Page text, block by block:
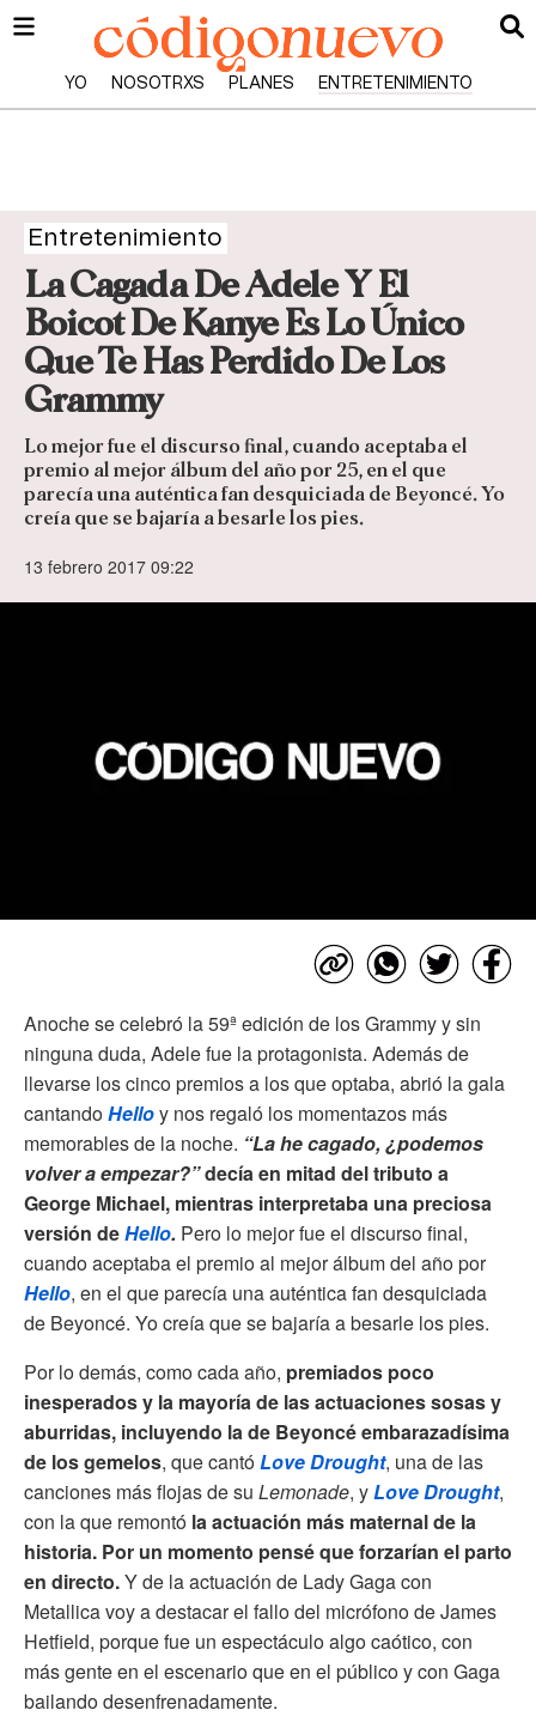
YO NOSOTRXS PLANES ENTRETENIMIENTO
Entretenimiento
La Cagada De Adele Y El
Boicot De Kanye Es Lo Único
Que Te Has Perdido De Los
Grammy
Lo mejor fue el discurso final, cuando aceptaba el
premio al mejor álbum del año por 25, en el que
parecía una auténtica fan desquiciada de Beyoncé. Yo
creía que se bajaría a besarle los pies.
13 febrero 2017 09:22
Anoche se celebró la 59ª edición de los Grammy y sin
ninguna duda, Adele fue la protagonista. Además de
llevarse los cinco premios a los que optaba, abrió la gala
cantandoHelloy nos regaló los momentazos más
memorables de la noche. “La he cagado, ¿podemos
volver a empezar?”decía en mitad del tributo a
George Michael, mientras interpretaba una preciosa
versión deHello. Pero lo mejor fue el discurso final,
cuando aceptaba el premio al mejor álbum del año por
Hello, en el que parecía una auténtica fan desquiciada
de Beyoncé. Yo creía que se bajaría a besarle los pies.
Por lo demás, como cada año, premiados poco
inesperados y la mayoría de las actuaciones sosas y
aburridas, incluyendo la de Beyoncé embarazadísima
de los gemelos, que cantóLove Drought, una de las
canciones más flojas de su Lemonade, yLove Drought,
con la que remontó la actuación más maternal de la
historia. Por un momento pensé que forzarían el parto
en directo.Y de la actuación de Lady Gaga con
Metallica voy a destacar el fallo del micrófono de James
Hetfield, porque fue un espectáculo algo caótico, con
más gente en el escenario que en el público y con Gaga
bailando desenfrenadamente.